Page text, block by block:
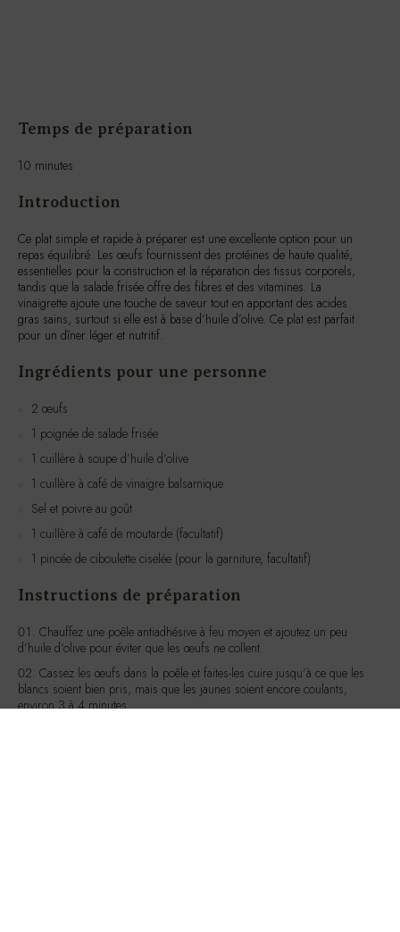
Temps de préparation
10 minutes
Introduction
Ce plat simple et rapide à préparer est une excellente option pour un
repas équilibré. Les œufs fournissent des protéines de haute qualité,
essentielles pour la construction et la réparation des tissus corporels,
tandis que la salade frisée offre des fibres et des vitamines. La
vinaigrette ajoute une touche de saveur tout en apportant des acides
gras sains, surtout si elle est à base d’huile d’olive. Ce plat est parfait
pour un dîner léger et nutritif.
Ingrédients pour une personne
2 œufs
1 poignée de salade frisée
1 cuillère à soupe d’huile d’olive
1 cuillère à café de vinaigre balsamique
Sel et poivre au goût
1 pincée de ciboulette ciselée (pour la garniture, facultatif)
Instructions de préparation
Chauffez une poêle antiadhésive à feu moyen et ajoutez un peu
d’huile d’olive pour éviter que les œufs ne collent.